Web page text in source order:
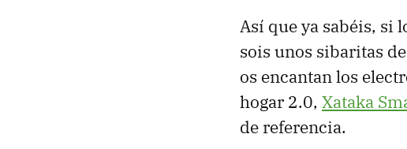
Así que ya sabéis, si
sois unos sibaritas
os encantan los
hogar 2.0, Xataka
de referencia.